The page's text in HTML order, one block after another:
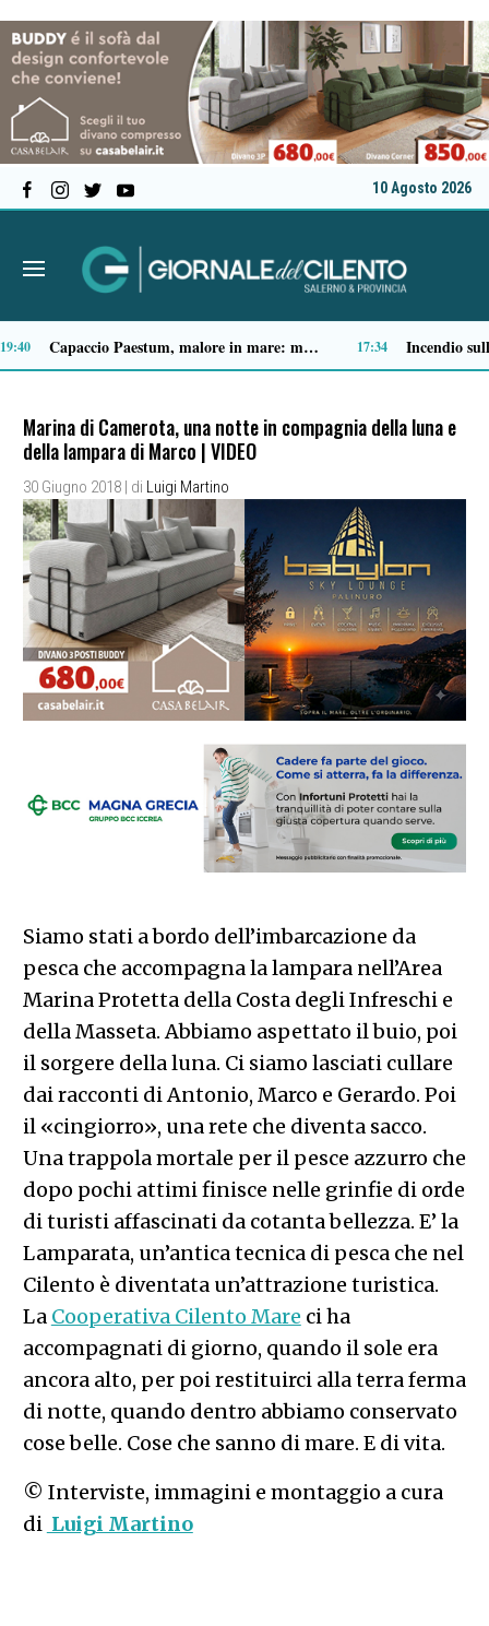
10 Agosto 2026
09:04 Tensione al Pronto soccorso del “Ruggi”, volontario aggredito durante una missione 09:03
Marina di Camerota, una notte in compagnia della luna e
della lampara di Marco | VIDEO
30 Giugno 2018 | di Luigi Martino
Siamo stati a bordo dell’imbarcazione da
pesca che accompagna la lampara nell’Area
Marina Protetta della Costa degli Infreschi e
della Masseta. Abbiamo aspettato il buio, poi
il sorgere della luna. Ci siamo lasciati cullare
dai racconti di Antonio, Marco e Gerardo. Poi
il «cingiorro», una rete che diventa sacco.
Una trappola mortale per il pesce azzurro che
dopo pochi attimi finisce nelle grinfie di orde
di turisti affascinati da cotanta bellezza. E’ la
Lamparata, un’antica tecnica di pesca che nel
Cilento è diventata un’attrazione turistica.
La Cooperativa Cilento Mare ci ha
accompagnati di giorno, quando il sole era
ancora alto, per poi restituirci alla terra ferma
di notte, quando dentro abbiamo conservato
cose belle. Cose che sanno di mare. E di vita.
© Interviste, immagini e montaggio a cura
di Luigi Martino